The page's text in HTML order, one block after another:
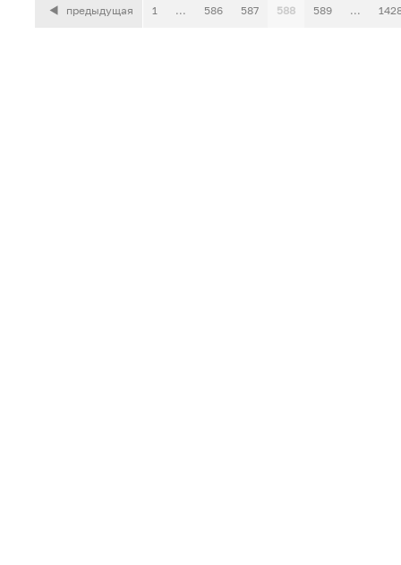
предыдущая 1 ... 586 587 588 589 ...